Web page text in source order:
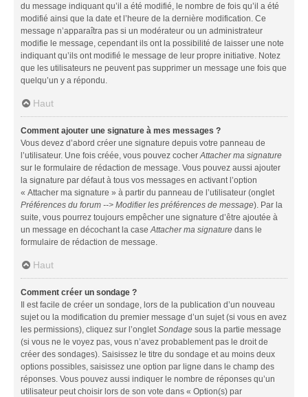
du message indiquant qu’il a été modifié, le nombre de fois qu’il a été
modifié ainsi que la date et l’heure de la dernière modification. Ce
message n’apparaîtra pas si un modérateur ou un administrateur
modifie le message, cependant ils ont la possibilité de laisser une note
indiquant qu’ils ont modifié le message de leur propre initiative. Notez
que les utilisateurs ne peuvent pas supprimer un message une fois que
quelqu’un y a répondu.
Haut
Comment ajouter une signature à mes messages ?
Vous devez d’abord créer une signature depuis votre panneau de
l’utilisateur. Une fois créée, vous pouvez cocherAttacher ma signature
sur le formulaire de rédaction de message. Vous pouvez aussi ajouter
la signature par défaut à tous vos messages en activant l’option
« Attacher ma signature » à partir du panneau de l’utilisateur (onglet
Préférences du forum --> Modifier les préférences de message). Par la
suite, vous pourrez toujours empêcher une signature d’être ajoutée à
un message en décochant la caseAttacher ma signature dans le
formulaire de rédaction de message.
Haut
Comment créer un sondage ?
Il est facile de créer un sondage, lors de la publication d’un nouveau
sujet ou la modification du premier message d’un sujet (si vous en avez
les permissions), cliquez sur l’ongletSondage sous la partie message
(si vous ne le voyez pas, vous n’avez probablement pas le droit de
créer des sondages). Saisissez le titre du sondage et au moins deux
options possibles, saisissez une option par ligne dans le champ des
réponses. Vous pouvez aussi indiquer le nombre de réponses qu’un
utilisateur peut choisir lors de son vote dans « Option(s) par